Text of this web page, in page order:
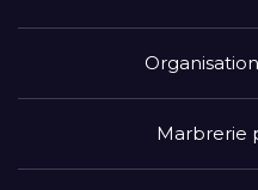
Marbrerie